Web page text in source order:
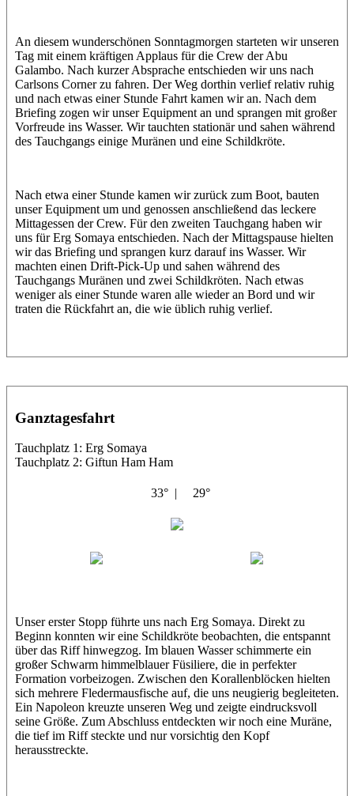
An diesem wunderschönen Sonntagmorgen starteten wir unseren
Tag mit einem kräftigen Applaus für die Crew der Abu
Galambo. Nach kurzer Absprache entschieden wir uns nach
Carlsons Corner zu fahren. Der Weg dorthin verlief relativ ruhig
und nach etwas einer Stunde Fahrt kamen wir an. Nach dem
Briefing zogen wir unser Equipment an und sprangen mit großer
Vorfreude ins Wasser. Wir tauchten stationär und sahen während
des Tauchgangs einige Muränen und eine Schildkröte.
Nach etwa einer Stunde kamen wir zurück zum Boot, bauten
unser Equipment um und genossen anschließend das leckere
Mittagessen der Crew. Für den zweiten Tauchgang haben wir
uns für Erg Somaya entschieden. Nach der Mittagspause hielten
wir das Briefing und sprangen kurz darauf ins Wasser. Wir
machten einen Drift-Pick-Up und sahen während des
Tauchgangs Muränen und zwei Schildkröten. Nach etwas
weniger als einer Stunde waren alle wieder an Bord und wir
traten die Rückfahrt an, die wie üblich ruhig verlief.
Ganztagesfahrt
Tauchplatz 1: Erg Somaya
Tauchplatz 2: Giftun Ham Ham
33° | 29°
Unser erster Stopp führte uns nach Erg Somaya. Direkt zu
Beginn konnten wir eine Schildkröte beobachten, die entspannt
über das Riff hinwegzog. Im blauen Wasser schimmerte ein
großer Schwarm himmelblauer Füsiliere, die in perfekter
Formation vorbeizogen. Zwischen den Korallenblöcken hielten
sich mehrere Fledermausfische auf, die uns neugierig begleiteten.
Ein Napoleon kreuzte unseren Weg und zeigte eindrucksvoll
seine Größe. Zum Abschluss entdeckten wir noch eine Muräne,
die tief im Riff steckte und nur vorsichtig den Kopf
herausstreckte.